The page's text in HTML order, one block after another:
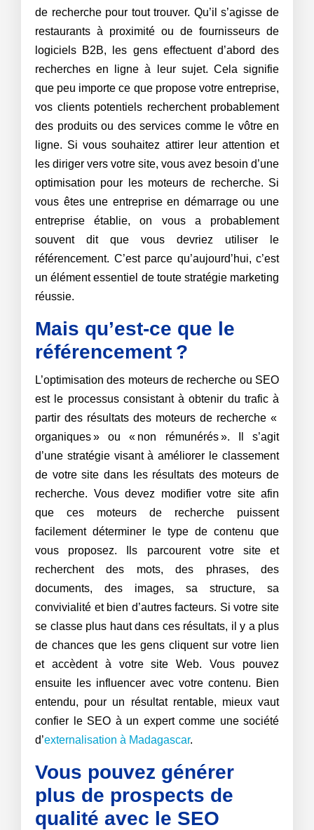
de recherche pour tout trouver. Qu’il s’agisse de
restaurants à proximité ou de fournisseurs de
logiciels B2B, les gens effectuent d’abord des
recherches en ligne à leur sujet. Cela signifie
que peu importe ce que propose votre entreprise,
vos clients potentiels recherchent probablement
des produits ou des services comme le vôtre en
ligne. Si vous souhaitez attirer leur attention et
les diriger vers votre site, vous avez besoin d’une
optimisation pour les moteurs de recherche. Si
vous êtes une entreprise en démarrage ou une
entreprise établie, on vous a probablement
souvent dit que vous devriez utiliser le
référencement. C’est parce qu’aujourd’hui, c’est
un élément essentiel de toute stratégie marketing
réussie.
Mais qu’est-ce que le
référencement ?
L’optimisation des moteurs de recherche ou SEO
est le processus consistant à obtenir du trafic à
partir des résultats des moteurs de recherche «
organiques » ou « non rémunérés ». Il s’agit
d’une stratégie visant à améliorer le classement
de votre site dans les résultats des moteurs de
recherche. Vous devez modifier votre site afin
que ces moteurs de recherche puissent
facilement déterminer le type de contenu que
vous proposez. Ils parcourent votre site et
recherchent des mots, des phrases, des
documents, des images, sa structure, sa
convivialité et bien d’autres facteurs. Si votre site
se classe plus haut dans ces résultats, il y a plus
de chances que les gens cliquent sur votre lien
et accèdent à votre site Web. Vous pouvez
ensuite les influencer avec votre contenu. Bien
entendu, pour un résultat rentable, mieux vaut
confier le SEO à un expert comme une société
d’externalisation à Madagascar.
Vous pouvez générer
plus de prospects de
qualité avec le SEO